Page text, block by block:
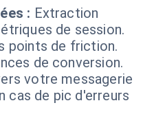
: Extraction
de session.
points de friction.
de conversion.
votre messagerie
cas de pic d'erreurs